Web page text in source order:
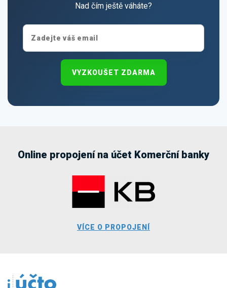
Nad čím ještě váháte?
VYZKOUŠET ZDARMA
Online propojení na účet Komerční banky
VÍCE O PROPOJENÍ